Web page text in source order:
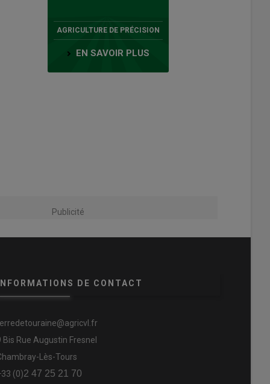
AGRICULTURE DE PRÉCISION
EN SAVOIR PLUS
Publicité
INFORMATIONS DE CONTACT
Bis Rue Augustin Fresnel
Lès-Tours
(0)2 47 25 21 70